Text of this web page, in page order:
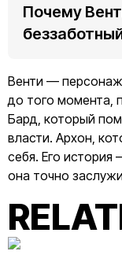
Почему
Венти —
до того момента,
Бард, который
власти. Архон,
себя. Его история
она точно